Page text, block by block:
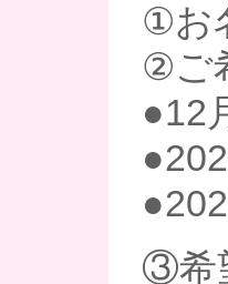
①お
②ご
●12
③希